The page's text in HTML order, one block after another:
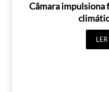
Câmara impulsiona